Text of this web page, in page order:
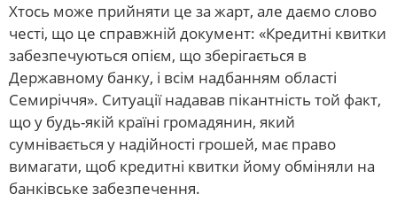
Хтось може прийняти це за жарт, але даємо слово
честі, що це справжній документ: «Кредитні квитки
забезпечуються опієм, що зберігається в
Державному банку, і всім надбанням області
Семиріччя». Ситуації надавав пікантність той факт,
що у будь-якій країні громадянин, який
сумнівається у надійності грошей, має право
вимагати, щоб кредитні квитки йому обміняли на
банківське забезпечення.